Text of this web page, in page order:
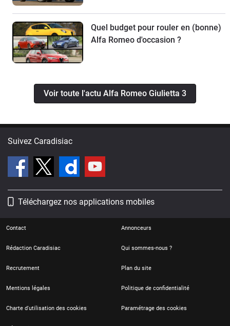
Quel budget pour rouler en (bonne)
Alfa Romeo d'occasion ?
Voir toute l'actu Alfa Romeo Giulietta 3
Suivez Caradisiac
Téléchargez nos applications mobiles
Contact Annonceurs
Rédaction Caradisiac Qui sommes-nous ?
Recrutement Plan du site
Mentions légales Politique de confidentialité
Charte d'utilisation des cookies Paramétrage des cookies